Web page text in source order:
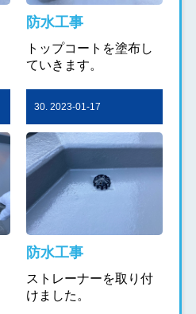
防水工事
トップコートを塗布し
ていきます。
30. 2023-01-17
防水工事
ストレーナーを取り付
けました。